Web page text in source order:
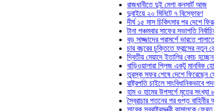
রাজধানীতে দুই মেগা কনসার্ট আজ
দুবাইয়ে ২০ মিনিটে ৭ বিস্ফোরণ
দীর্ঘ ১৫ মাস চিকিৎসার পর দেশে ফিরলেন
টানা পঞ্চমবার সাফের সভাপতি নির্বাচিত কাজী
বড় সাজ্জাদের পরামর্শে ভারতে পালাতে
চার বছরের চুক্তিতে ফ্রান্সের নতুন কোচ জিদান
দ্বিতীয় মেয়াদে ইতালির কোচ হচ্ছেন মানচিনি
বাড়িওয়ালারা প্লিজ একটু মানবিক হোন: মনিরা
তুরস্ক সফর শেষে দেশে ফিরেছেন
রাষ্ট্রপতি চাইলে সাংবিধানিকভাবে পদত্যাগ
হাম ও হামের উপসর্গে মৃতের সংখ্যা ৮০০
স্বৈরাচার পতনের পর গুপ্ত বাহিনীর আত্মপ্রকাশ: